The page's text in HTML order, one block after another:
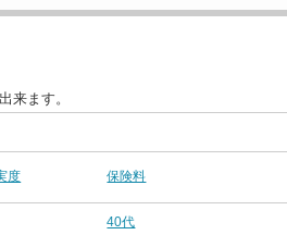
来ます。
度 保険料
40代